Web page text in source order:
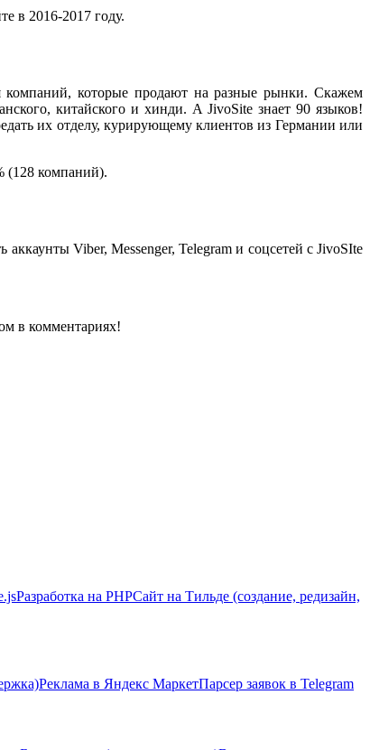
в 2016-2017 году.
компаний, которые продают на разные рынки. Скажем
китайского и хинди. А JivoSite знает 90 языков!
их отделу, курирующему клиентов из Германии или
(128 компаний).
Viber, Messenger, Telegram и соцсетей с JivoSIte
в комментариях!
Разработка на PHPСайт на Тильде (создание, редизайн,
Реклама в Яндекс МаркетПарсер заявок в Telegram